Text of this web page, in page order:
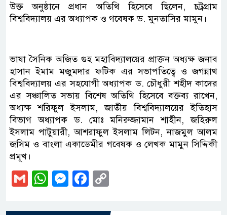
উক্ত অনুষ্ঠানে প্রধান অতিথি হিসেবে ছিলেন, চট্রগ্রাম
বিশ্ববিদ্যালয় এর অধ্যাপক ও গবেষক ড. মুনতাসির মামুন।
ভাষা সৈনিক অজিত গুহ মহাবিদ্যালয়ের প্রাক্তন অধ্যক্ষ জনাব
হাসান ইমাম মজুমদার ফটিক এর সভাপতিত্বে ও জগন্নাথ
বিশ্ববিদ্যালয় এর সহযোগী অধ্যাপক ড. চৌধুরী শহীদ কাদের
এর সঞ্চালিত সভায় বিশেষ অতিথি হিসেবে বক্তব্য রাখেন,
অধ্যক্ষ শরিফুল ইসলাম, জাতীয় বিশ্ববিদ্যালয়ের ইতিহাস
বিভাগ অধ্যাপক ড. মোঃ মনিরুজ্জামান শাহীন, জহিরুল
ইসলাম পাটুয়ারী, আশরাফুল ইসলাম লিটন, নাজমুল আলম
জসিম ও বাংলা একাডেমীর গবেষক ও লেখক মামুন সিদ্দিকী
প্রমূখ।
GmailWhatsApp
Messenger
Facebook